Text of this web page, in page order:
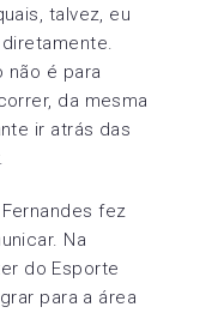
talvez, eu
não é para
da mesma
ir atrás das
fez
Na
do Esporte
para a área